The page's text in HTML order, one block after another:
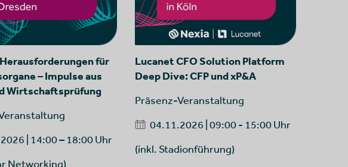
für
– Impulse aus
Wirtschaftsprüfung
| 14:00 – 18:00 Uhr
Networking)
Lucanet CFO Solution Platform
Deep Dive: CFP und xP&A
Präsenz-Veranstaltung
04.11.2026 | 09:00 - 15:00 Uhr
(inkl. Stadionführung)